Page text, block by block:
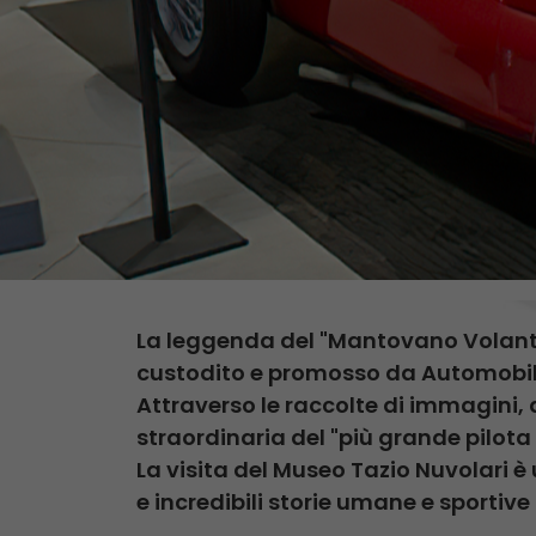
La leggenda del "Mantovano
custodito e promosso da
Attraverso le raccolte di
straordinaria del "più grande
La visita del Museo Tazio Nuvolari
e incredibili storie umane e sportive